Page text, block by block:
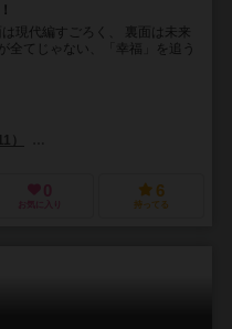
現代編すごろく、 裏面は未来
全てじゃない、「幸福」を追う
）
0
お気に入り
6
持ってる